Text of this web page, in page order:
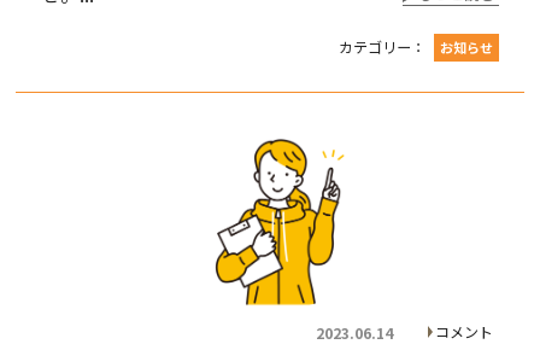
カテゴリー： お知らせ
2023.06.14 コメント